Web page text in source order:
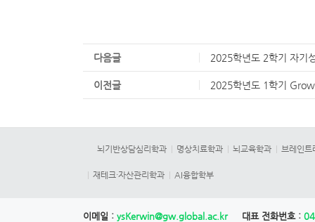
다음글 2025학년도 2학기 자기
이전글 2025학년도 1학기
뇌기반상담심리학과 명상치료학과 뇌교육학과 브레인트
재테크·자산관리학과 AI융합학부
이메일 : ysKerwin@gw.global.ac.kr 대표 전화번호 :